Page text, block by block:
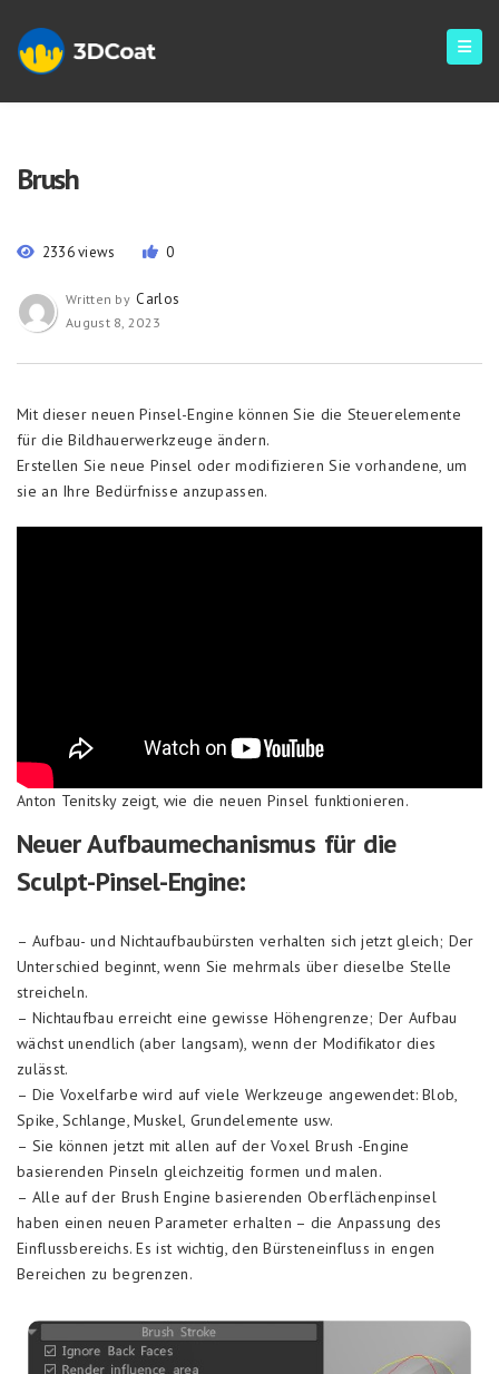
Brush
2336 views 0
Written by Carlos
August 8, 2023
Mit dieser neuen Pinsel-Engine können Sie die Steuerelemente
für die Bildhauerwerkzeuge ändern.
Erstellen Sie neue Pinsel oder modifizieren Sie vorhandene, um
sie an Ihre Bedürfnisse anzupassen.
Anton Tenitsky zeigt, wie die neuen Pinsel funktionieren.
Neuer Aufbaumechanismus für die
Sculpt-Pinsel-Engine:
– Aufbau- und Nichtaufbaubürsten verhalten sich jetzt gleich; Der
Unterschied beginnt, wenn Sie mehrmals über dieselbe Stelle
streicheln.
– Nichtaufbau erreicht eine gewisse Höhengrenze; Der Aufbau
wächst unendlich (aber langsam), wenn der Modifikator dies
zulässt.
– Die Voxelfarbe wird auf viele Werkzeuge angewendet: Blob,
Spike, Schlange, Muskel, Grundelemente usw.
– Sie können jetzt mit allen auf der Voxel Brush -Engine
basierenden Pinseln gleichzeitig formen und malen.
– Alle auf der Brush Engine basierenden Oberflächenpinsel
haben einen neuen Parameter erhalten – die Anpassung des
Einflussbereichs. Es ist wichtig, den Bürsteneinfluss in engen
Bereichen zu begrenzen.